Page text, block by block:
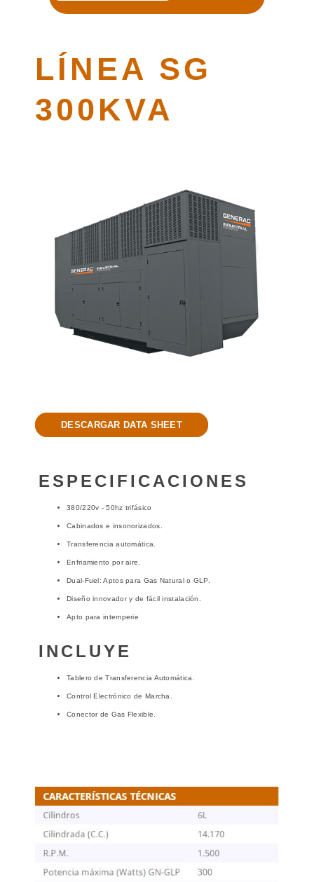
LÍNEA SG
300KVA
DESCARGAR DATA SHEET
ESPECIFICACIONES
380/220v - 50hz trifásico
Cabinados e insonorizados.
Transferencia automática.
Enfriamiento por aire.
Dual-Fuel: Aptos para Gas Natural o GLP.
Diseño innovador y de fácil instalación.
Apto para intemperie
INCLUYE
Tablero de Transferencia Automática.
Control Electrónico de Marcha.
Conector de Gas Flexible.